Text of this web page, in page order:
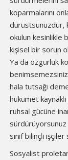
koparmalarını
dürüstsünüzdür,
okulun kesinlikle
kişisel bir sorun
Ya da özgürlük
hala tutsağı
hükümet kaynaklı
ruhsal gücüne
sınıf bilinçli
Sosyalist